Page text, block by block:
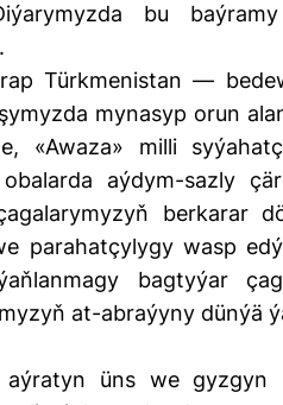
bu
Türkmenistan —
mynasyp orun
«Awaza» milli
aýdym-sazly
berkarar
parahatçylygy wasp
bagtyýar
at-abraýyny dünýä
aýratyn üns we gyzgyn